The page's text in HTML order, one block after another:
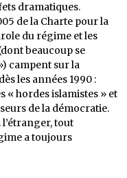
dramatiques.
de la Charte pour la
du régime et les
beaucoup se
campent sur la
les années 1990 :
« hordes islamistes » et
de la démocratie.
tout
a toujours